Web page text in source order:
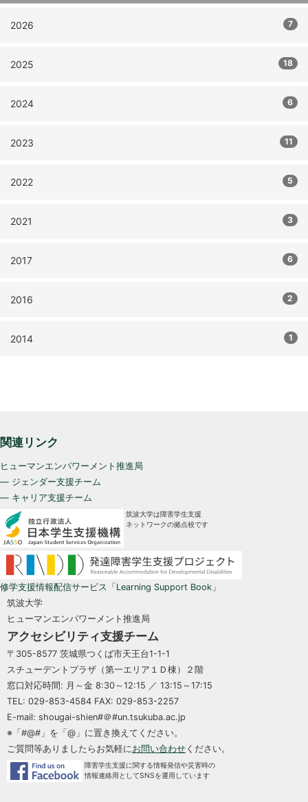
2026 7
2025 18
2024 6
2023 11
2022 5
2021 3
2017 6
2016 2
2014 1
関連リンク
ヒューマンエンパワーメント推進局
— ジェンダー支援チーム
— キャリア支援チーム
筑波大学は障害学生支援
ネットワークの拠点校です
修学支援情報配信サービス「Learning Support Book」
筑波大学
ヒューマンエンパワーメント推進局
アクセシビリティ支援チーム
〒305-8577 茨城県つくば市天王台1-1-1
スチューデントプラザ（第一エリア１Ｄ棟）２階
窓口対応時間: 月～金 8:30～12:15 ／ 13:15～17:15
TEL: 029-853-4584 FAX: 029-853-2257
E-mail: shougai-shien#＠#un.tsukuba.ac.jp
※「#@#」を「@」に置き換えてください。
ご質問等ありましたらお気軽にお問い合わせ ください。
障害学生支援に関する情報発信や災害時の
情報連絡用としてSNSを運用しています